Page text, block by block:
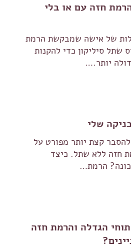
חזה עם או בלי
של אישה שמבקשת הרמת
שתל סיליקון כדי להקנות
יותר.…
שלי
קצת יותר מפורט על
חזה ללא שתל. כיצד
הרמת…
הגדלה והרמת חזה